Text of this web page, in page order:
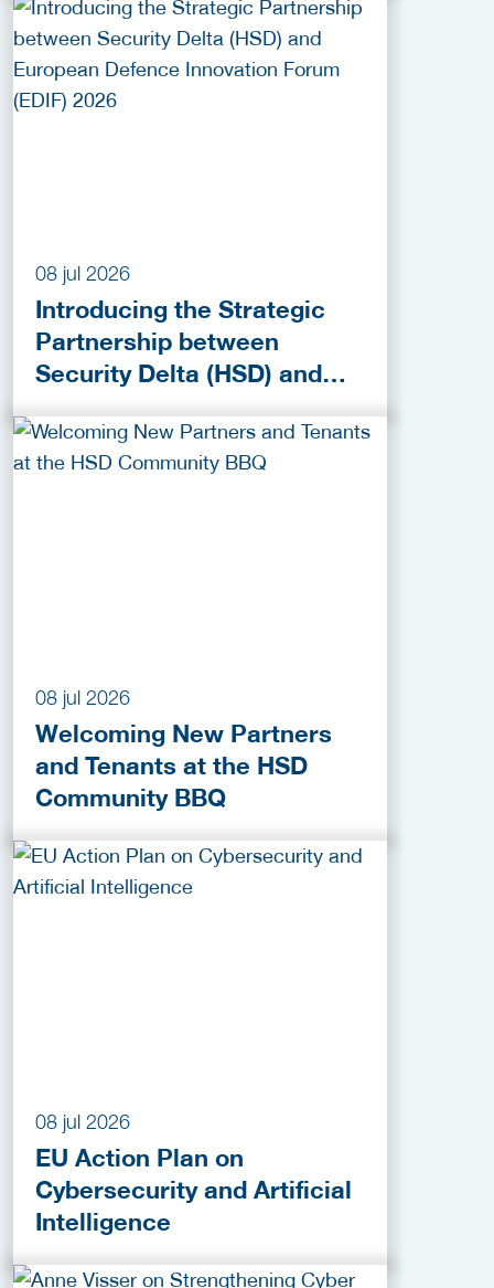
08 jul 2026
Introducing the Strategic
Partnership between
Security Delta (HSD) and
Innovation Forum (EDIF)
2026
08 jul 2026
Welcoming New Partners
and Tenants at the HSD
Community BBQ
08 jul 2026
EU Action Plan on
Cybersecurity and Artificial
Intelligence